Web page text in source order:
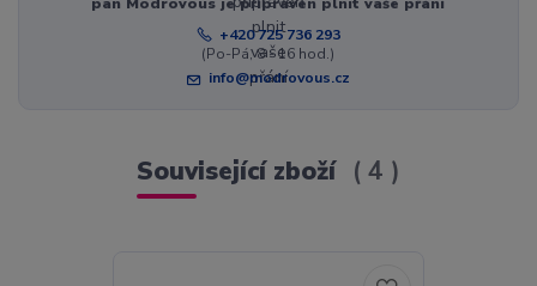
+420 725 736 293
(Po-Pá, 8 - 16 hod.)
info@modrovous.cz
Související zboží 4